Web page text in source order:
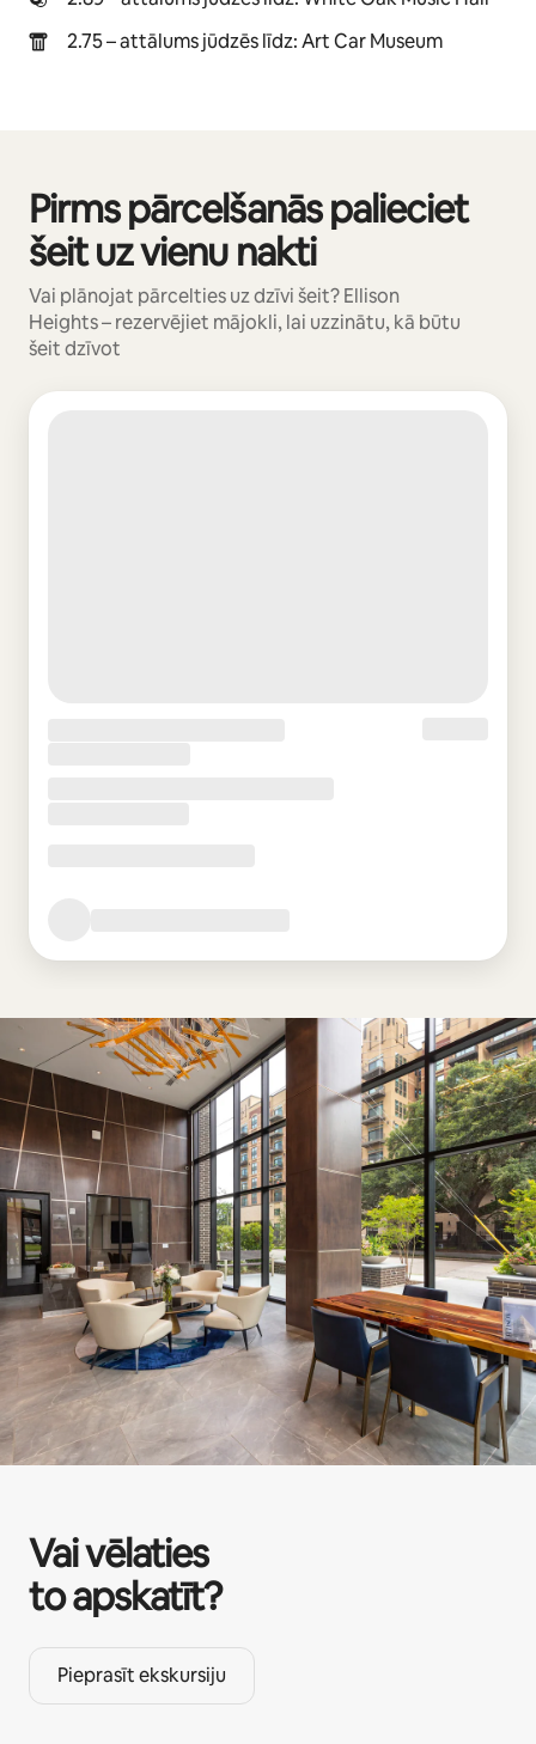
2.75 – attālums jūdzēs līdz: Art Car Museum
Pirms pārcelšanās palieciet
šeit uz vienu nakti
Vai plānojat pārcelties uz dzīvi šeit? Ellison
Heights – rezervējiet mājokli, lai uzzinātu, kā būtu
šeit dzīvot
Rāda: 0 no 0
Vai vēlaties
to apskatīt?
Pieprasīt ekskursiju